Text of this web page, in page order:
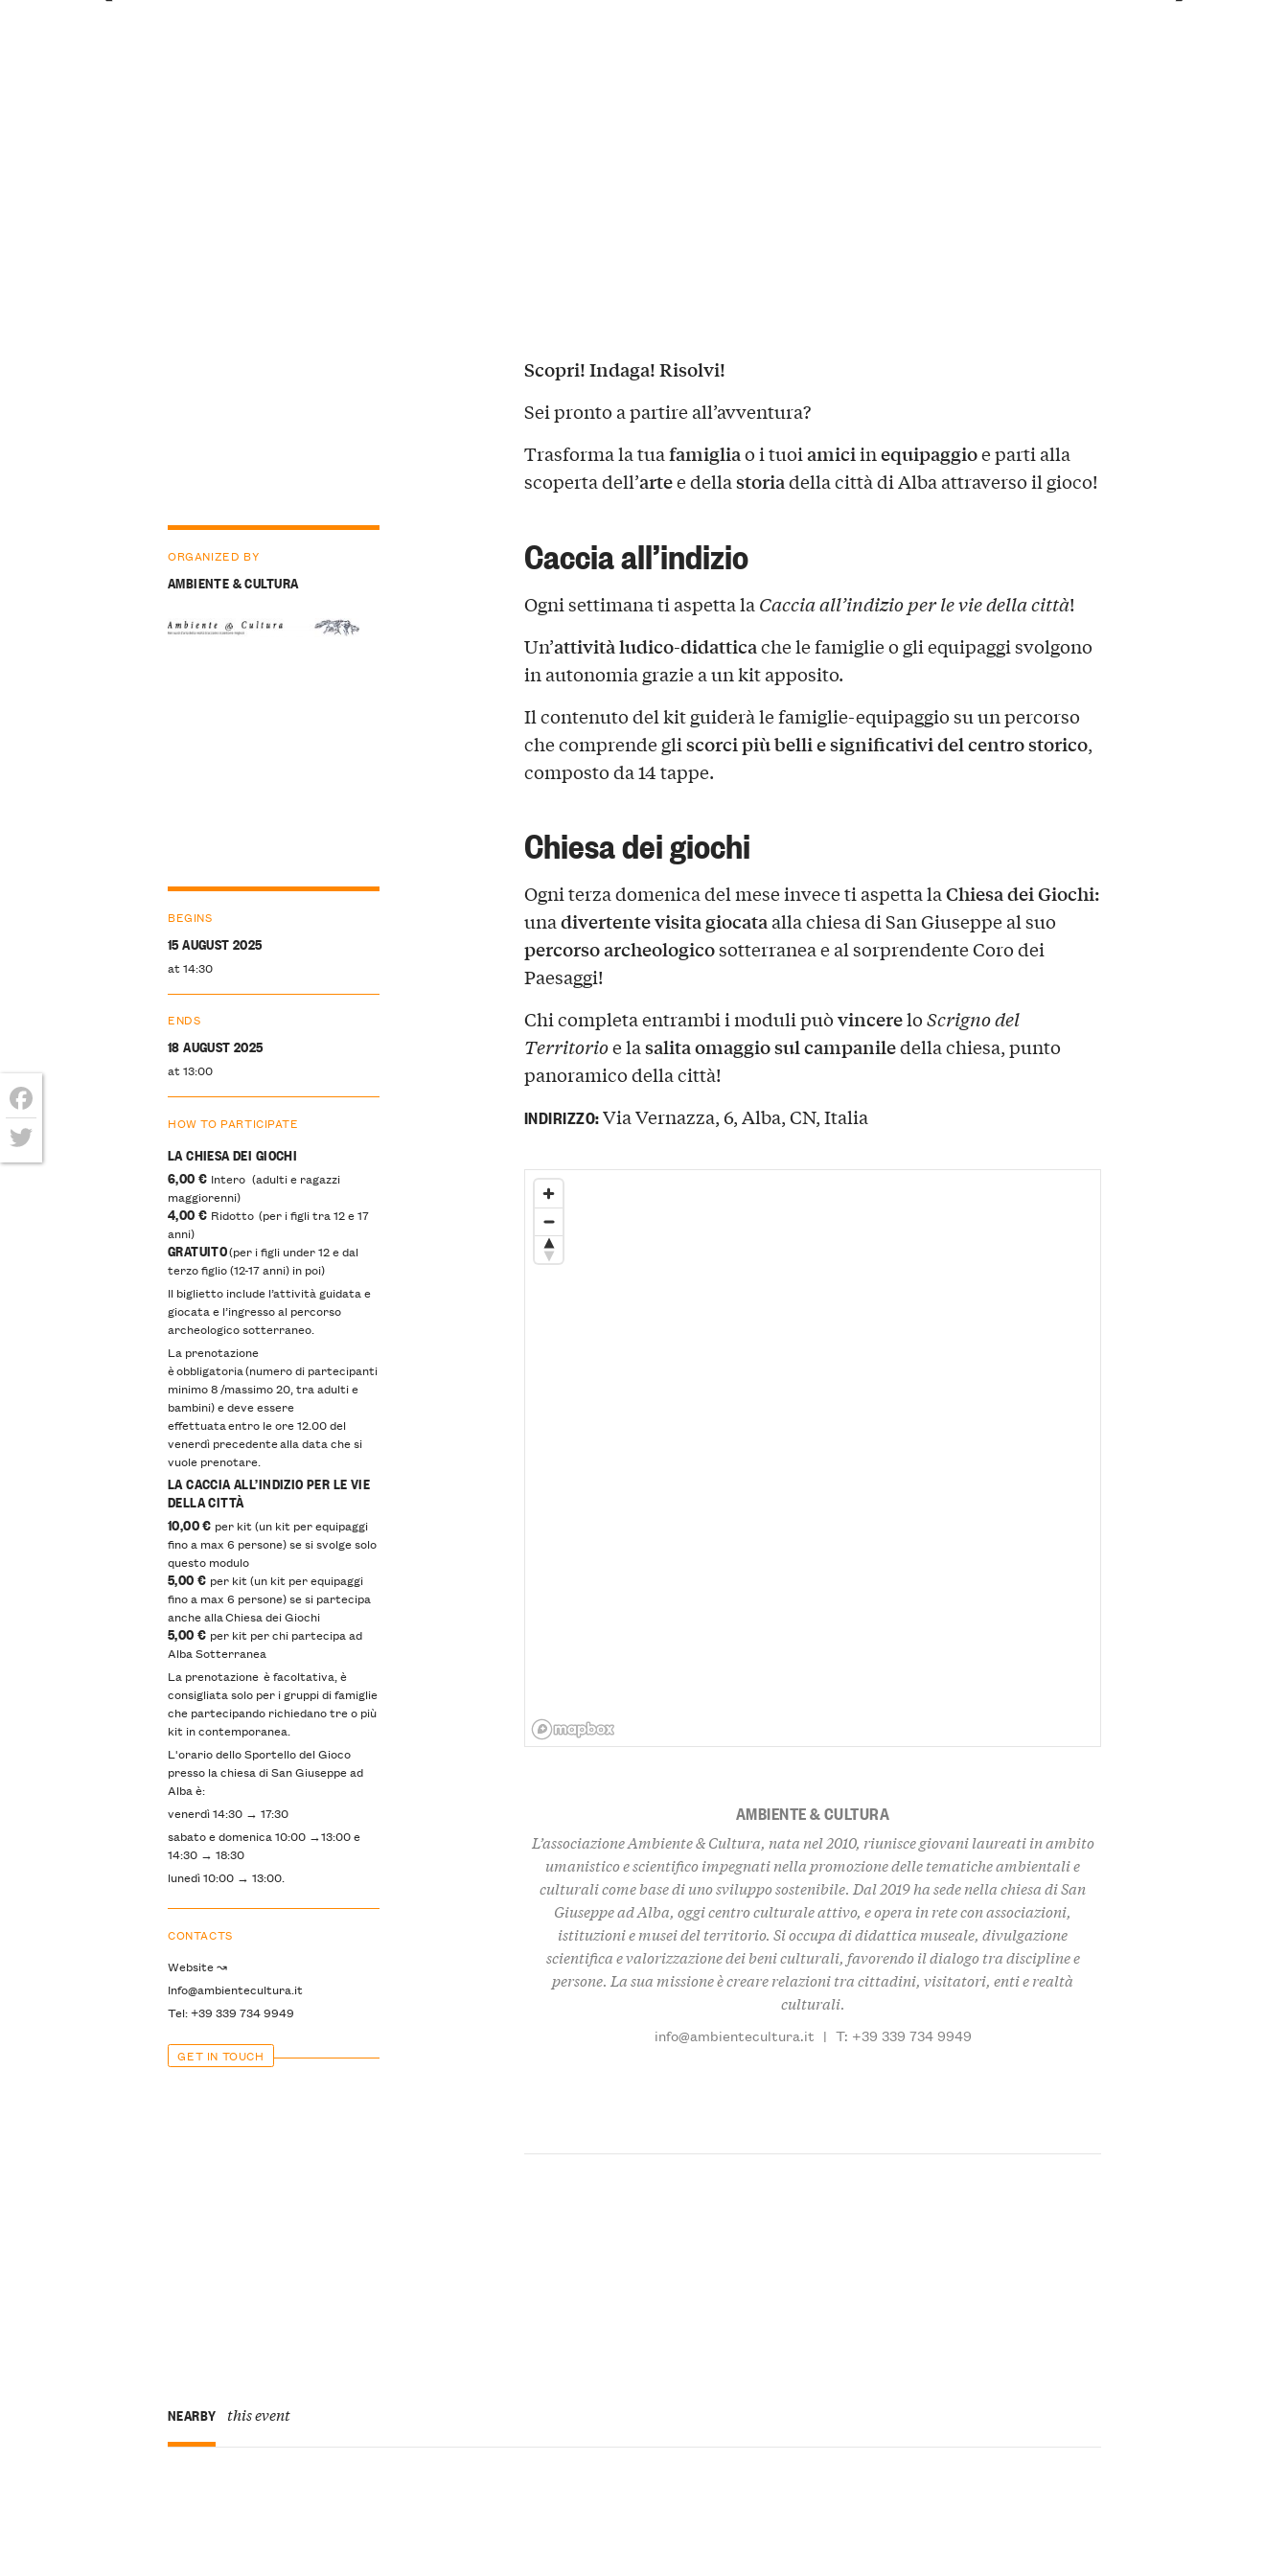
Scopri! Indaga! Risolvi!
Sei pronto a partire all’avventura?
Trasforma la tuafamigliao i tuoiamiciinequipaggioe parti alla
scoperta dell’artee dellastoriadella città di Alba attraverso il gioco!
Caccia all’indizio
Ogni settimana ti aspetta la Caccia all’indizio per le vie della città!
Un’attività ludico-didatticache le famiglie o gli equipaggi svolgono
in autonomia grazie a un kit apposito.
Il contenuto del kit guiderà le famiglie-equipaggio su un percorso
che comprende gliscorci più belli e significativi del centro storico,
composto da 14 tappe.
Chiesa dei giochi
Ogni terza domenica del mese invece ti aspetta laChiesa dei Giochi:
unadivertente visita giocataalla chiesa di San Giuseppe al suo
percorso archeologicosotterranea e al sorprendente Coro dei
Paesaggi!
Chi completa entrambi i moduli puòvincereloScrigno del
Territorioe lasalita omaggio sul campaniledella chiesa, punto
panoramico della città!
ORGANIZED BY
AMBIENTE & CULTURA
BEGINS
15 AUGUST 2025
at 14:30
ENDS
18 AUGUST 2025
at 13:00
HOW TO PARTICIPATE
LA CHIESA DEI GIOCHI
6,00 € Intero (adulti e ragazzi
maggiorenni)
4,00 € Ridotto (per i figli tra 12 e 17
anni)
GRATUITO(per i figli under 12 e dal
terzo figlio (12-17 anni) in poi)
Il biglietto include l’attività guidata e
giocata e l’ingresso al percorso
archeologico sotterraneo.
La prenotazione
è obbligatoria (numero di partecipanti
minimo 8 /massimo 20, tra adulti e
bambini) e deve essere
effettuata entro le ore 12.00 del
venerdì precedente alla data che si
vuole prenotare.
LA CACCIA ALL’INDIZIO PER LE VIE
DELLA CITTÀ
10,00 € per kit (un kit per equipaggi
fino a max 6 persone) se si svolge solo
questo modulo
5,00 € per kit (un kit per equipaggi
fino a max 6 persone) se si partecipa
anche alla Chiesa dei Giochi
5,00 € per kit per chi partecipa ad
Alba Sotterranea
La prenotazione è facoltativa, è
consigliata solo per i gruppi di famiglie
che partecipando richiedano tre o più
kit in contemporanea.
L'orario dello Sportello del Gioco
presso la chiesa di San Giuseppe ad
Alba è:
venerdì 14:30 → 17:30
sabato e domenica 10:00 →13:00 e
14:30 → 18:30
lunedì 10:00 → 13:00.
CONTACTS
Website ↝
Info@ambientecultura.it
Tel: +39 339 734 9949
GET IN TOUCH
INDIRIZZO:Via Vernazza, 6, Alba, CN, Italia
AMBIENTE & CULTURA
L’associazione Ambiente & Cultura, nata nel 2010, riunisce giovani laureati in ambito
umanistico e scientifico impegnati nella promozione delle tematiche ambientali e
culturali come base di uno sviluppo sostenibile. Dal 2019 ha sede nella chiesa di San
Giuseppe ad Alba, oggi centro culturale attivo, e opera in rete con associazioni,
istituzioni e musei del territorio. Si occupa di didattica museale, divulgazione
scientifica e valorizzazione dei beni culturali, favorendo il dialogo tra discipline e
persone. La sua missione è creare relazioni tra cittadini, visitatori, enti e realtà
culturali.
info@ambientecultura.it | T: +39 339 734 9949
NEARBY this event
Facebook
Twitter